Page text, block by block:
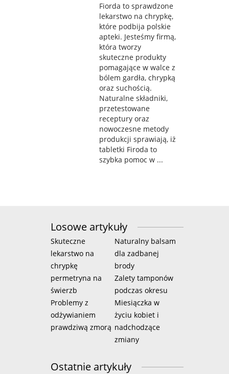
Fiorda to sprawdzone
lekarstwo na chrypkę,
które podbija polskie
apteki. Jesteśmy firmą,
która tworzy
skuteczne produkty
pomagające w walce z
bólem gardła, chrypką
oraz suchością.
Naturalne składniki,
przetestowane
receptury oraz
nowoczesne metody
produkcji sprawiają, iż
tabletki Firoda to
szybka pomoc w ...
Losowe artykuły
Skuteczne
lekarstwo na
chrypkę
Naturalny balsam
dla zadbanej
brody
permetryna na
świerzb
Zalety tamponów
podczas okresu
Problemy z
odżywianiem
prawdziwą zmorą
Miesiączka w
życiu kobiet i
nadchodzące
zmiany
Ostatnie artykuły